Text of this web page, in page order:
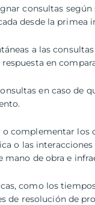
consultas
desde la primea
a las
en
en caso de
complementar los
o las
mano de obra e
como los
de resolución de